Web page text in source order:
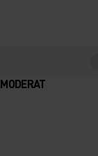
MODERAT